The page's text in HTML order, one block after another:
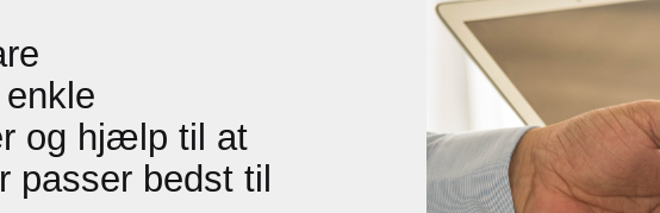
enkle
og hjælp til at
passer bedst til